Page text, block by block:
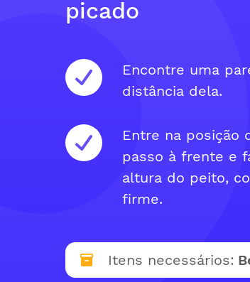
picado
Encontre uma
distância dela.
Entre na posição
passo à frente e
altura do peito,
firme.
Itens necessários: